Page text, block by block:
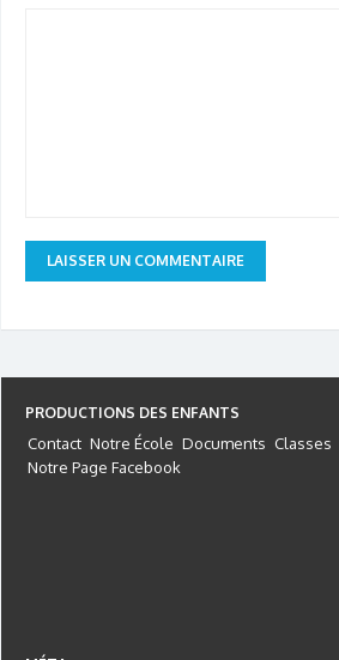
PRODUCTIONS DES ENFANTS
Contact Notre École Documents Classes
Notre Page Facebook